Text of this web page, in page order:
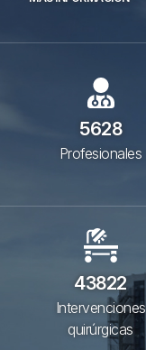
5628
Profesionales
43822
Intervenciones
quirúrgicas